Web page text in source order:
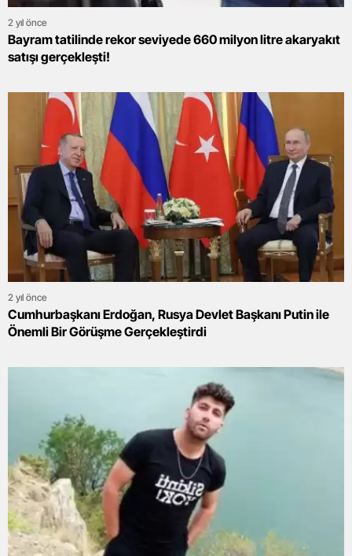
2 yıl önce
Bayram tatilinde rekor seviyede 660 milyon litre akaryakıt
satışı gerçekleşti!
2 yıl önce
Cumhurbaşkanı Erdoğan, Rusya Devlet Başkanı Putin ile
Önemli Bir Görüşme Gerçekleştirdi